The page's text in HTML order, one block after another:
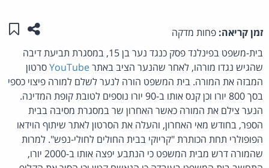
זמן קריאה: פחות מדקה שתפו
בית-משפט בפינלנד פסק כנגד נער בן 15, במסגרת תביעת דיבה
שהגיש נגדו מורהו, לאחר שהנער הציב באתרYouTubeסרטון
המבזה את המורה. בית המשפט הורה לנער לשלם למורה פיצוי כספי
בסך 800 יורו וכן קנס אותו ב-90 יורו נוספים לטובת קופת המדינה.
הנער צילם את המורה כאשר האחרון שר במסגרת מסיבה בבית
הספר, בחודש מאי האחרון, והעלה את הסרטון לאתר שיתוף הוידאו
הפופולרי תחת הכותרת "קריוקי בבית החולים לחולי-נפש". למרות
שהמורה דרש מבית המשפט כי הנתבע יפצה אותו ב-2000 יורו,